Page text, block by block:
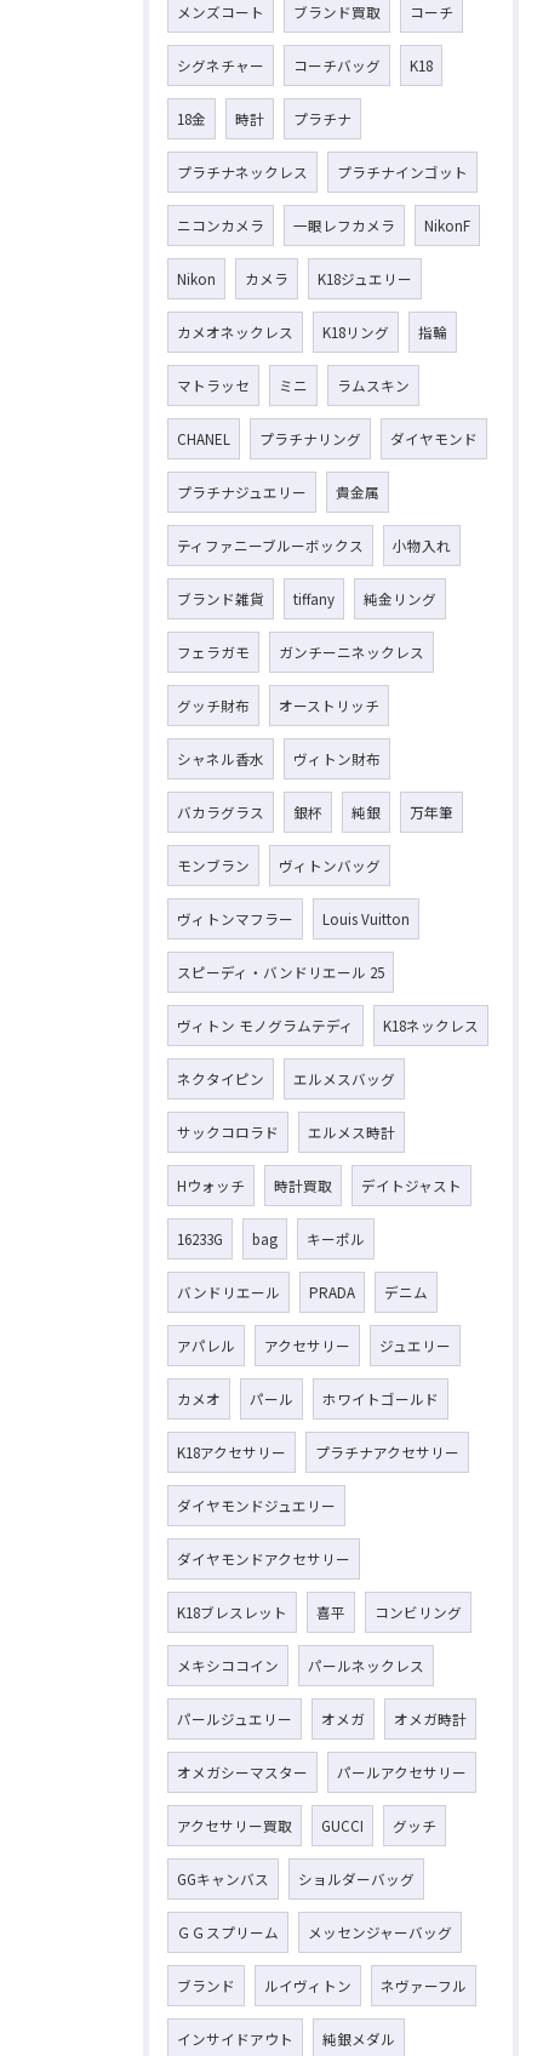
メンズコート ブランド買取 コーチ
シグネチャー コーチバッグ K18
18金 時計 プラチナ
プラチナネックレス プラチナインゴット
ニコンカメラ 一眼レフカメラ NikonF
Nikon カメラ K18ジュエリー
カメオネックレス K18リング 指輪
マトラッセ ミニ ラムスキン
CHANEL プラチナリング ダイヤモンド
プラチナジュエリー 貴金属
ティファニーブルーボックス 小物入れ
ブランド雑貨 tiffany 純金リング
フェラガモ ガンチーニネックレス
グッチ財布 オーストリッチ
シャネル香水 ヴィトン財布
バカラグラス 銀杯 純銀 万年筆
モンブラン ヴィトンバッグ
ヴィトンマフラー Louis Vuitton
スピーディ・バンドリエール 25
ヴィトン モノグラムテディ K18ネックレス
ネクタイピン エルメスバッグ
サックコロラド エルメス時計
Hウォッチ 時計買取 デイトジャスト
16233G bag キーポル
バンドリエール PRADA デニム
アパレル アクセサリー ジュエリー
カメオ パール ホワイトゴールド
K18アクセサリー プラチナアクセサリー
ダイヤモンドジュエリー
ダイヤモンドアクセサリー
K18ブレスレット 喜平 コンビリング
メキシココイン パールネックレス
パールジュエリー オメガ オメガ時計
オメガシーマスター パールアクセサリー
アクセサリー買取 GUCCI グッチ
GGキャンバス ショルダーバッグ
ＧＧスプリーム メッセンジャーバッグ
ブランド ルイヴィトン ネヴァーフル
インサイドアウト 純銀メダル